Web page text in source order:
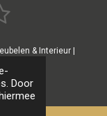
Door
m
e
& Interieur |